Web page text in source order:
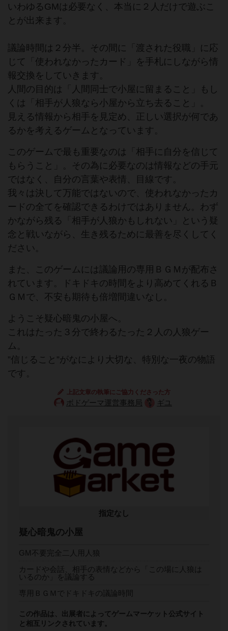
いわゆるGMは必要なく、本当に２人だけで遊ぶこ
とが出来ます。
議論時間は２分半。その間に「渡された役職」に応
じて「使われなかったカード」を手札にしながら情
報交換をしていきます。
人間の目的は「人間同士で小屋に留まること」もし
くは「相手が人狼なら小屋から立ち去ること」。
見える情報から相手を見定め、正しい選択が何であ
るかを考えるゲームとなっています。
このゲームで最も重要なのは「相手に自分を信じて
もらうこと」。その為に必要なのは情報などの手元
ではなく、自分の言葉や表情、目線です。
我々は決して万能ではないので、使われなかったカ
ードの全てを確認できるわけではありません。わず
かながら残る「相手が人狼かもしれない」という疑
念と戦いながら、生き残るために最善を尽くしてく
ださい。
また、このゲームには議論用の専用ＢＧＭが配布さ
れています。ドキドキの時間をより高めてくれるＢ
ＧＭで、不安も期待も倍増間違いなし。
ようこそ疑心暗鬼の小屋へ。
これはたった３分で終わるたった２人の人狼ゲー
ム。
”信じること”がなにより大切な、特別な一夜の物語
です。
上記文章の執筆にご協力くださった方
ボドゲーマ運営事務局 ギユ
指定なし
疑心暗鬼の小屋
GM不要完全二人用人狼
カードや会話、相手の表情などから「この場に人狼は
いるのか」を議論する
専用ＢＧＭでドキドキの議論時間
この作品は、出展者によってゲームマーケット公式サイト
と相互リンクされています。